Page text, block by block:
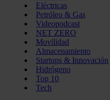
Eléctricas
Petróleo & Gas
Videopodcast
NET ZERO
Movilidad
Almacenamiento
Startups & Innovación
Hidrógeno
Top 10
Tech